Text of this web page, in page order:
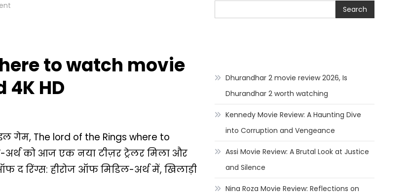
to watch movie
4K HD
गेम, The lord of the Rings where to
अर्थ को आज एक नया टीज़र ट्रेलर मिला और
द रिंग्स: हीरोज ऑफ मिडिल-अर्थ में, खिलाड़ी
Search
Dhurandhar 2 movie review 2026, Is
Dhurandhar 2 worth watching
Kennedy Movie Review: A Haunting Dive
into Corruption and Vengeance
Assi Movie Review: A Brutal Look at Justice
and Silence
Nina Roza Movie Review: Reflections on